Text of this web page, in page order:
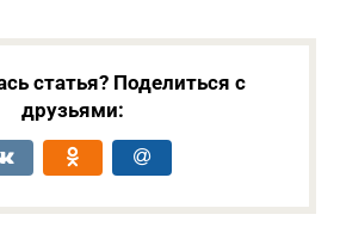
статья? Поделиться с
друзьями: